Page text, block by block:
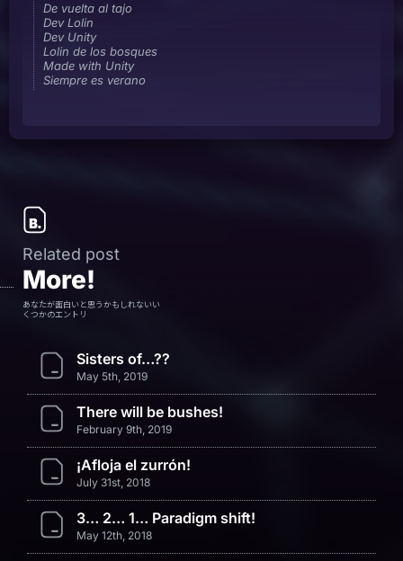
De vuelta al tajo
Dev Lolin
Dev Unity
Lolin de los bosques
Made with Unity
Siempre es verano
Related post
More!
あなたが面白いと思うかもしれないい
くつかのエントリ
Sisters of…??
May 5th, 2019
There will be bushes!
February 9th, 2019
¡Afloja el zurrón!
July 31st, 2018
3… 2… 1… Paradigm shift!
May 12th, 2018